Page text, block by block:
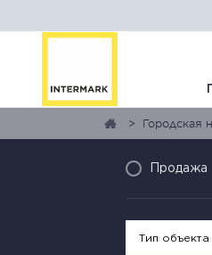
Городская
Продажа
Тип объекта